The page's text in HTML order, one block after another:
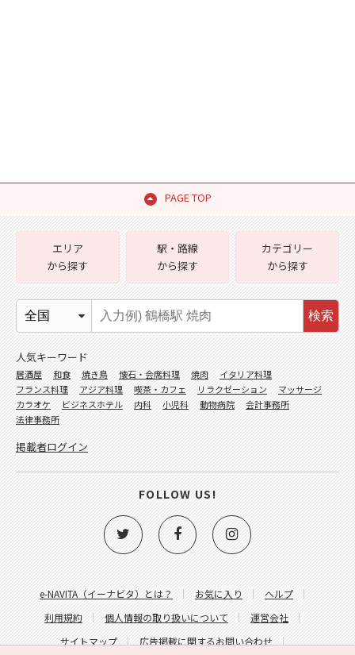
PAGE TOP
e-NAVITA（イーナビタ）とは？ お気に入り
ヘルプ
利用規約
個人情報の取り扱いについて
運営会社
サイトマップ
広告掲載に関するお問い合わせ
エリア
から探す
駅・路線
から探す
カテゴリー
から探す
検索
人気キーワード
居酒屋 和食 焼き鳥 懐石・会席料理 焼肉
イタリア料理
フランス料理
アジア料理 喫茶・カフェ リラクゼーション
マッサージ
カラオケ
ビジネスホテル 内科 小児科 動物病院
会計事務所
法律事務所
掲載者ログイン
FOLLOW US!